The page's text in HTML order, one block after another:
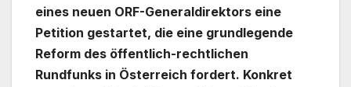
eines neuen ORF-Generaldirektors eine
Petition gestartet, die eine grundlegende
Reform des öffentlich-rechtlichen
Rundfunks in Österreich fordert. Konkret